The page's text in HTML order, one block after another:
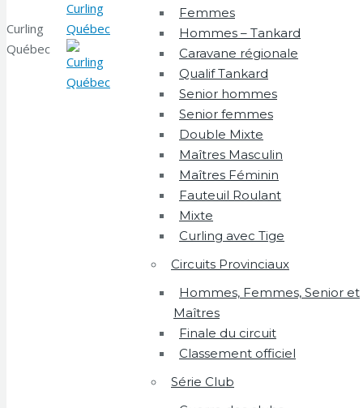
Curling
Québec
Femmes
Hommes – Tankard
Caravane régionale
Qualif Tankard
Senior hommes
Senior femmes
Double Mixte
Maîtres Masculin
Maîtres Féminin
Fauteuil Roulant
Mixte
Curling avec Tige
Circuits Provinciaux
Hommes, Femmes, Senior et
Maîtres
Finale du circuit
Classement officiel
Série Club